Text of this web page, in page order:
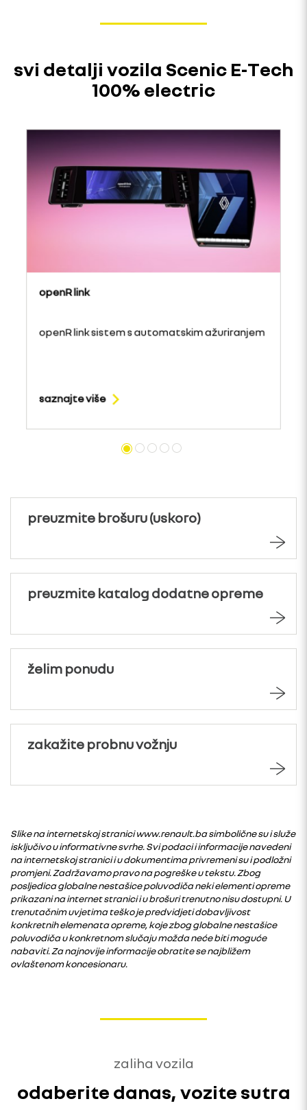
svi detalji vozila Scenic E-Tech
100% electric
openR link
openR link sistem s automatskim ažuriranjem
saznajte više
preuzmite brošuru (uskoro)
preuzmite katalog dodatne opreme
želim ponudu
zakažite probnu vožnju
Slike na internetskoj stranici www.renault.ba simbolične su i služe
isključivo u informativne svrhe. Svi podaci i informacije navedeni
na internetskoj stranici i u dokumentima privremeni su i podložni
promjeni. Zadržavamo pravo na pogreške u tekstu. Zbog
posljedica globalne nestašice poluvodiča neki elementi opreme
prikazani na internet stranici i u brošuri trenutno nisu dostupni. U
trenutačnim uvjetima teško je predvidjeti dobavljivost
konkretnih elemenata opreme, koje zbog globalne nestašice
poluvodiča u konkretnom slučaju možda neće biti moguće
nabaviti. Za najnovije informacije obratite se najbližem
ovlaštenom koncesionaru.
zaliha vozila
odaberite danas, vozite sutra